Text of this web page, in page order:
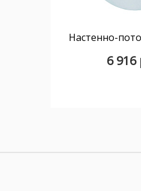
6 916